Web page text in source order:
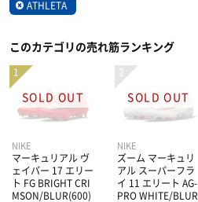
ATHLETA
このカテゴリの売れ筋ランキング
NIKE
マーキュリアル ヴ
ェイパー 17 エリー
ト FG BRIGHT CRI
MSON/BLUR(600)
NIKE
ズーム マーキュリ
アル スーパーフラ
イ 11 エリート AG-
PRO WHITE/BLUR